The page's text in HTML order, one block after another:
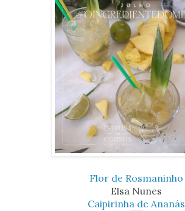
Flor de Rosmaninho
Elsa Nunes
Caipirinha de Ananás